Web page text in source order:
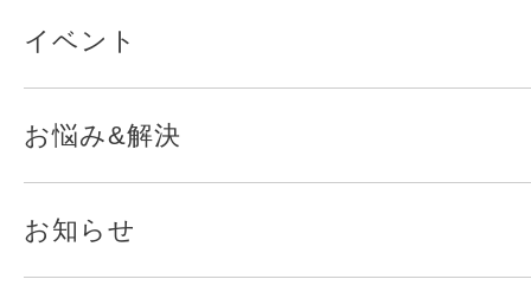
イベント
お悩み&解決
お知らせ